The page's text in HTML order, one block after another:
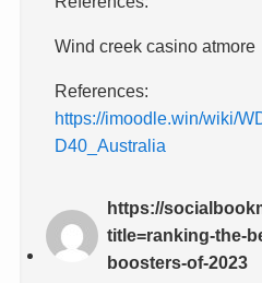
Wind creek casino atmore
References:
https://imoodle.win/wiki/
D40_Australia
https://
title=ranking-the-
boosters-of-2023